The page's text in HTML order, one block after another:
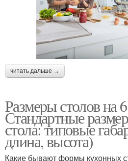
читать дальше →
Размеры столов на
Стандартные
стола: типовые
длина, высота)
Какие бывают формы кухонных